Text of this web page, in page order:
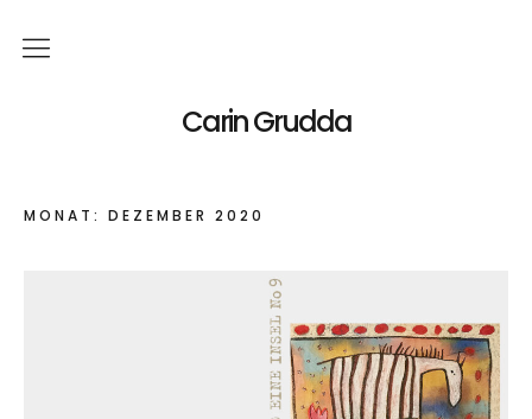
Carin Grudda
Deutsch
English(
News
Ausstellungen
Einzelaustellungen
MONAT: DEZEMBER 2020